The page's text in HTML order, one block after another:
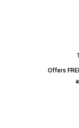
Offers